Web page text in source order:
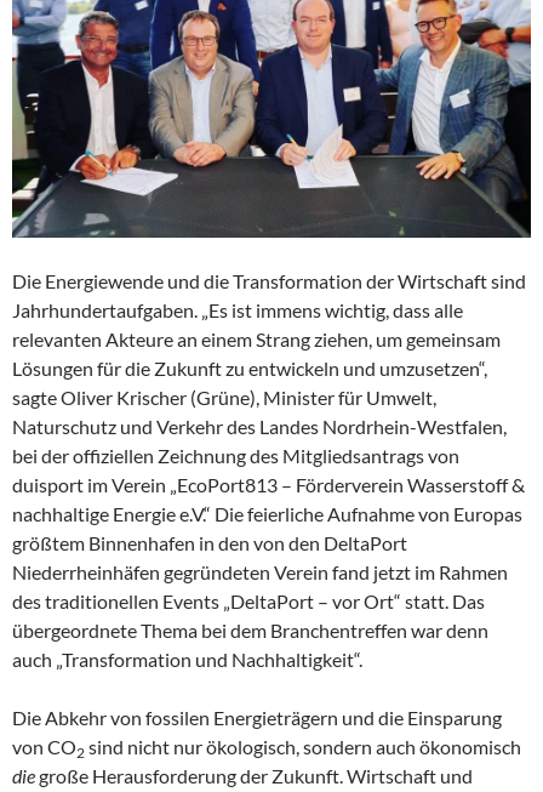
Die Energiewende und die Transformation der Wirtschaft sind
Jahrhundertaufgaben. „Es ist immens wichtig, dass alle
relevanten Akteure an einem Strang ziehen, um gemeinsam
Lösungen für die Zukunft zu entwickeln und umzusetzen“,
sagte Oliver Krischer (Grüne), Minister für Umwelt,
Naturschutz und Verkehr des Landes Nordrhein-Westfalen,
bei der offiziellen Zeichnung des Mitgliedsantrags von
duisport im Verein „EcoPort813 – Förderverein Wasserstoff &
nachhaltige Energie e.V.“ Die feierliche Aufnahme von Europas
größtem Binnenhafen in den von den DeltaPort
Niederrheinhäfen gegründeten Verein fand jetzt im Rahmen
des traditionellen Events „DeltaPort – vor Ort“ statt. Das
übergeordnete Thema bei dem Branchentreffen war denn
auch „Transformation und Nachhaltigkeit“.
Die Abkehr von fossilen Energieträgern und die Einsparung
von CO2 sind nicht nur ökologisch, sondern auch ökonomisch
diegroße Herausforderung der Zukunft. Wirtschaft und